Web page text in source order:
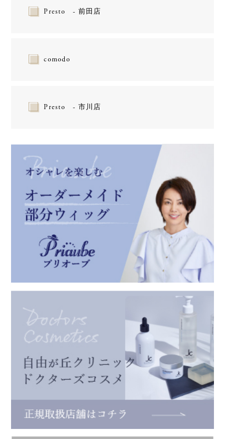
Presto - 前田店
comodo
Presto - 市川店